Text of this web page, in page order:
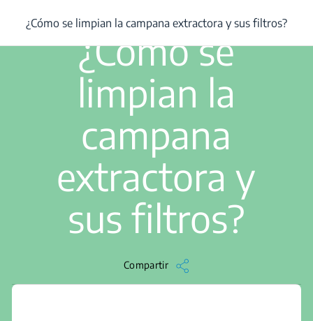
¿Cómo se limpian la campana extractora y sus filtros?
2 min de lectura
¿Cómo se
limpian la
campana
extractora y
sus filtros?
Compartir
¿Cómo se limpian la campana extractora y sus filtros?